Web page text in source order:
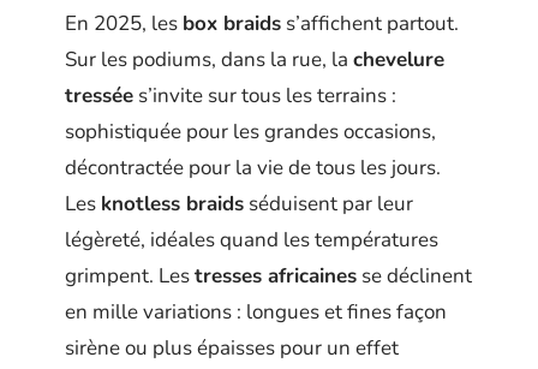
En 2025, les box braids s’affichent partout.
Sur les podiums, dans la rue, la chevelure
tressée s’invite sur tous les terrains :
sophistiquée pour les grandes occasions,
décontractée pour la vie de tous les jours.
Les knotless braids séduisent par leur
légèreté, idéales quand les températures
grimpent. Lestresses africaines se déclinent
en mille variations : longues et fines façon
sirène ou plus épaisses pour un effet